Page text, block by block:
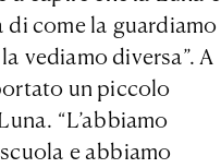
di come la guardiamo
vediamo diversa”. A
un piccolo
“L’abbiamo
e abbiamo